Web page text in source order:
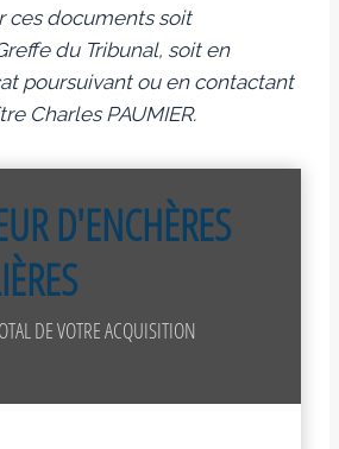
ces documents soit
du Tribunal, soit en
poursuivant ou en contactant
Charles PAUMIER.
D'ENCHÈRES
DE VOTRE ACQUISITION